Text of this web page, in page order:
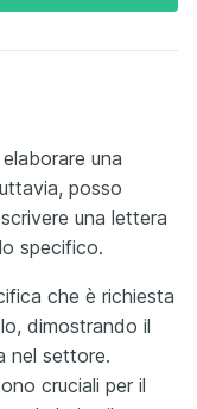
una
posso
una lettera
specifico.
che è richiesta
dimostrando il
nel settore.
cruciali per il